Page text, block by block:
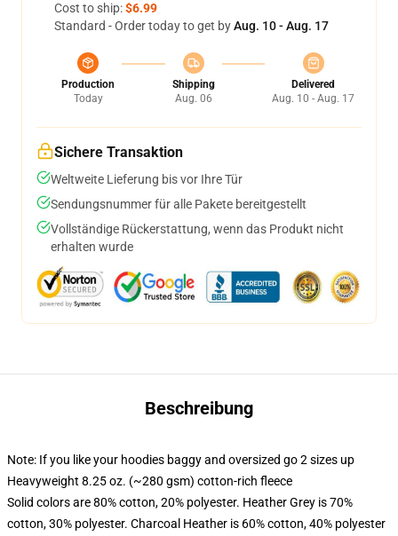
Cost to ship:$6.99
Standard - Order today to get byAug. 10 - Aug. 17
Production
Today
Shipping
Aug. 06
Delivered
Aug. 10 - Aug. 17
Sichere Transaktion
Weltweite Lieferung bis vor Ihre Tür
Sendungsnummer für alle Pakete bereitgestellt
Vollständige Rückerstattung, wenn das Produkt nicht
erhalten wurde
Beschreibung
Note: If you like your hoodies baggy and oversized go 2 sizes up
Heavyweight 8.25 oz. (~280 gsm) cotton-rich fleece
Solid colors are 80% cotton, 20% polyester. Heather Grey is 70%
cotton, 30% polyester. Charcoal Heather is 60% cotton, 40% polyester